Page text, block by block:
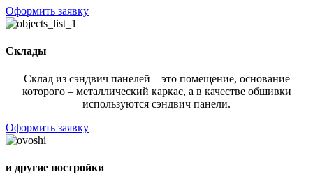
Оформить заявку
Склады
Склад из сэндвич панелей – это помещение, основание
которого – металлический каркас, а в качестве обшивки
используются сэндвич панели.
Оформить заявку
и другие постройки